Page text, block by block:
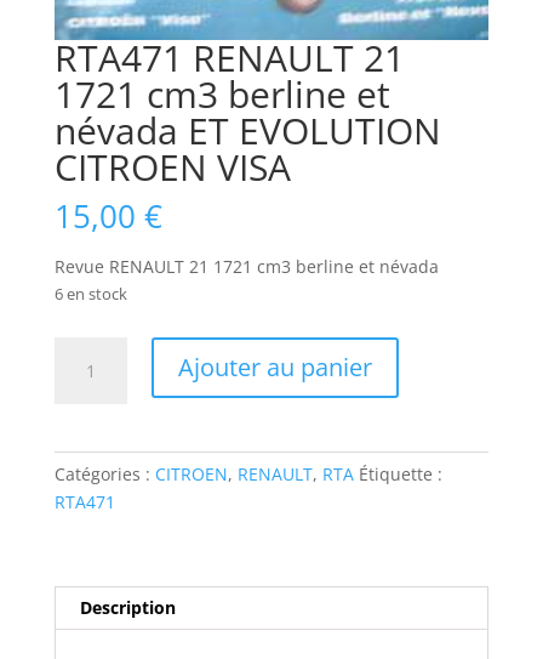
RTA471 RENAULT 21
1721 cm3 berline et
névada ET EVOLUTION
CITROEN VISA
15,00 €
Revue RENAULT 21 1721 cm3 berline et névada
6 en stock
1721
névada
ET
Ajouter au panier
Catégories : CITROEN, RENAULT, RTA Étiquette :
RTA471
Description